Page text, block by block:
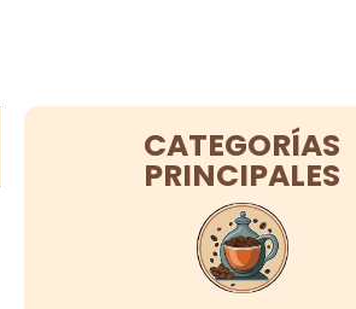
CATEGORÍAS
PRINCIPALES